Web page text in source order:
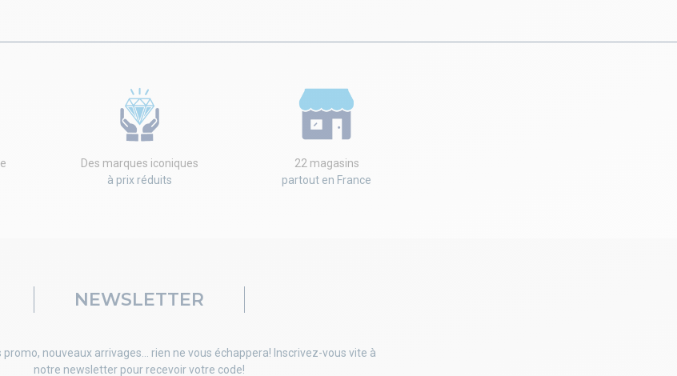
Des marques iconiques
à prix réduits
22 magasins
partout en France
NEWSLETTER
nouveaux arrivages... rien ne vous échappera! Inscrivez-vous vite à
notre newsletter pour recevoir votre code!